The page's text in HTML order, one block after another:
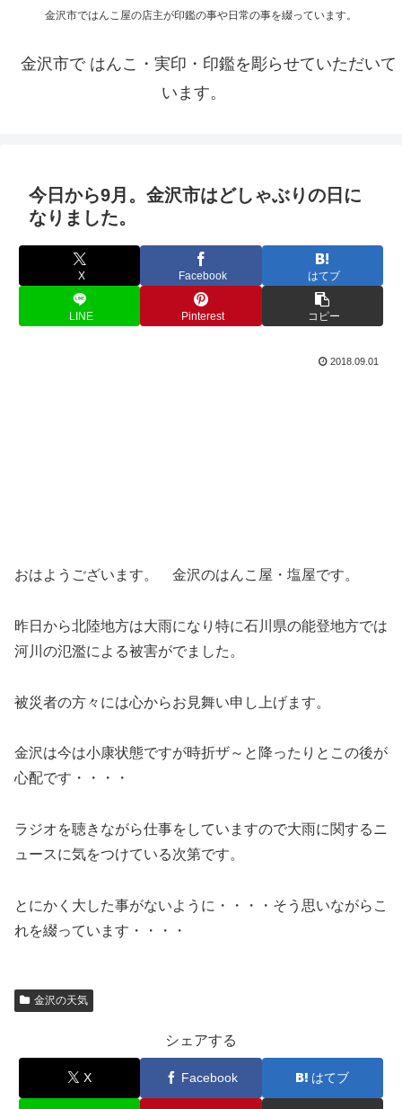
金沢市ではんこ屋の店主が印鑑の事や日常の事を綴っています。
金沢市で はんこ・実印・印鑑を彫らせていただいて
います。
今日から9月。金沢市はどしゃぶりの日に
なりました。
X Facebook はてブ
LINE Pinterest コピー
2018.09.01
おはようございます。 金沢のはんこ屋・塩屋です。
昨日から北陸地方は大雨になり特に石川県の能登地方では
河川の氾濫による被害がでました。
被災者の方々には心からお見舞い申し上げます。
金沢は今は小康状態ですが時折ザ～と降ったりとこの後が
心配です・・・・
ラジオを聴きながら仕事をしていますので大雨に関するニ
ュースに気をつけている次第です。
とにかく大した事がないように・・・・そう思いながらこ
れを綴っています・・・・
金沢の天気
シェアする
X Facebook はてブ